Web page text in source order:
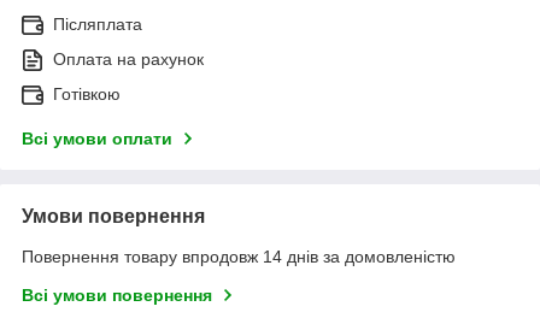
Післяплата
Оплата на рахунок
Готівкою
Всі умови оплати
Умови повернення
Повернення товару впродовж 14 днів за домовленістю
Всі умови повернення